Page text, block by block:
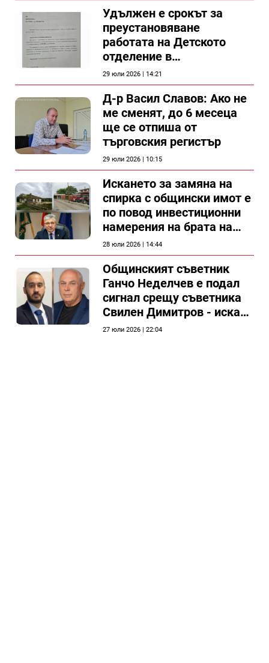
Удължен е срокът за
преустановяване
работата на Детското
отделение в
силистренската болница
29 юли 2026 | 14:21
Д-р Васил Славов: Ако не
ме сменят, до 6 месеца
ще се отпиша от
търговския регистър
29 юли 2026 | 10:15
Искането за замяна на
спирка с общински имот е
по повод инвестиционни
намерения на брата на
председателя на
Общински съвет Силистра
28 юли 2026 | 14:44
Общинският съветник
Ганчо Неделчев е подал
сигнал срещу съветника
Свилен Димитров - иска
етичната комисия на
27 юли 2026 | 22:04